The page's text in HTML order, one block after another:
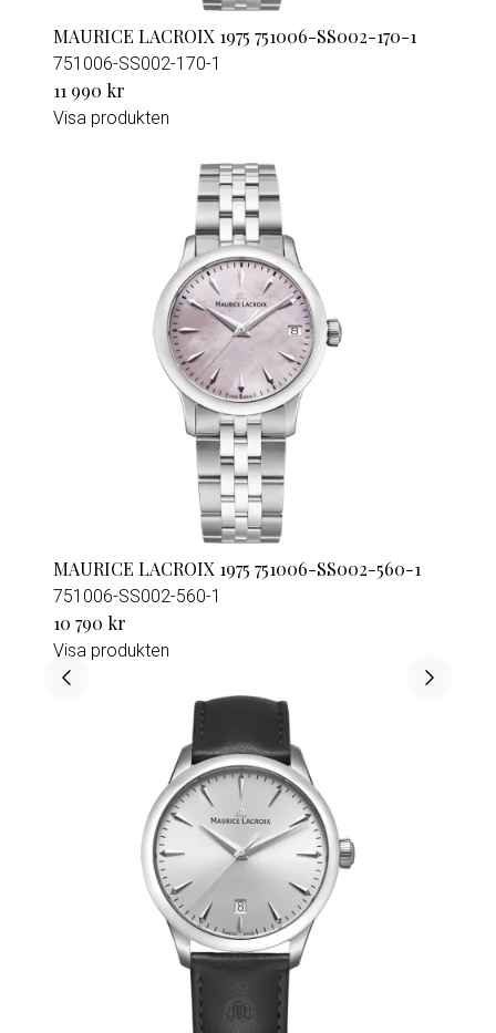
MAURICE LACROIX 1975 751006-SS002-170-1
751006-SS002-170-1
11 990 kr
Visa produkten
MAURICE LACROIX 1975 751006-SS002-560-1
751006-SS002-560-1
10 790 kr
Visa produkten